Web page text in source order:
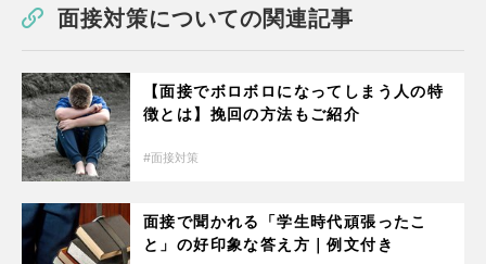
面接対策についての関連記事
【面接でボロボロになってしまう人の特
徴とは】挽回の方法もご紹介
面接対策
面接で聞かれる「学生時代頑張ったこ
と」の好印象な答え方｜例文付き